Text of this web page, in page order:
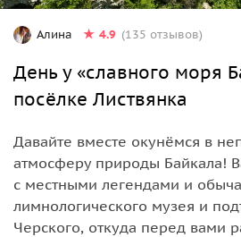
Алина 4.9 (135 отзывов)
День у «славного моря
посёлке Листвянка
Давайте вместе окунёмся в
атмосферу природы Байкала!
с местными легендами и
лимнологического музея и
Черского, откуда перед вами